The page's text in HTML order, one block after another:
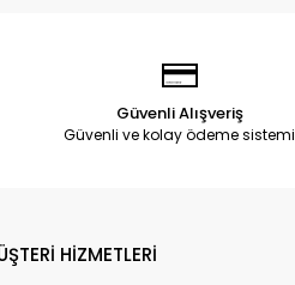
Güvenli Alışveriş
Güvenli ve kolay ödeme sistemi
HİZMETLERİ